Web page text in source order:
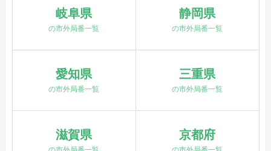
岐阜県
の市外局番一覧
静岡県
の市外局番一覧
愛知県
の市外局番一覧
三重県
の市外局番一覧
滋賀県 京都府